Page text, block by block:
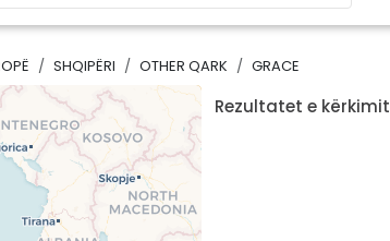
SHQIPËRI OTHER QARK GRACE
Rezultatet e kërkimit